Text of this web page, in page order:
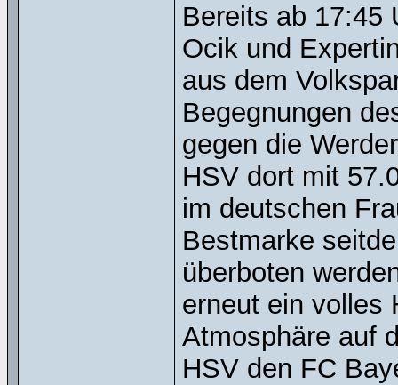
Bereits ab 17:45
Ocik und
aus dem
Begegnungen
gegen die
HSV dort mit
im deutschen
Bestmarke
überboten
erneut ein volles
Atmosphäre auf
HSV den FC